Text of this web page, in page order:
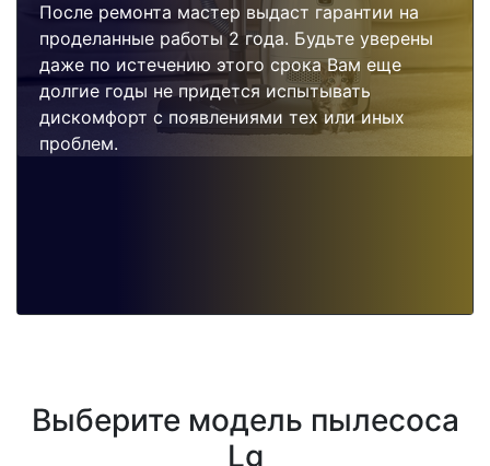
После ремонта мастер выдаст гарантии на
проделанные работы 2 года. Будьте уверены
даже по истечению этого срока Вам еще
долгие годы не придется испытывать
дискомфорт с появлениями тех или иных
проблем.
Выберите модель пылесоса
Lg